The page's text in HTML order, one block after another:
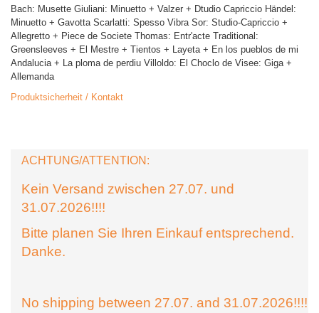
Bach: Musette Giuliani: Minuetto + Valzer + Dtudio Capriccio Händel:
Minuetto + Gavotta Scarlatti: Spesso Vibra Sor: Studio-Capriccio +
Allegretto + Piece de Societe Thomas: Entr'acte Traditional:
Greensleeves + El Mestre + Tientos + Layeta + En los pueblos de mi
Andalucia + La ploma de perdiu Villoldo: El Choclo de Visee: Giga +
Allemanda
Produktsicherheit / Kontakt
ACHTUNG/ATTENTION:
Kein Versand zwischen 27.07. und
31.07.2026!!!!
Bitte planen Sie Ihren Einkauf entsprechend.
Danke.
No shipping between 27.07. and 31.07.2026!!!!